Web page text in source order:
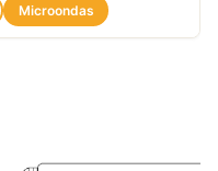
Microondas